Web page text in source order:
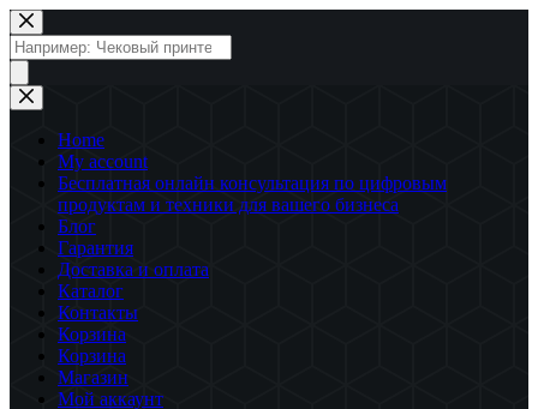
Перейти
к
сути
Поиск
товаров
Home
My account
Бесплатная онлайн консультация по цифровым
продуктам и техники для вашего бизнеса
Блог
Гарантия
Доставка и оплата
Каталог
Контакты
Корзина
Корзина
Магазин
Мой аккаунт